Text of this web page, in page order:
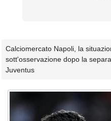
Calciomercato Napoli, la
sott'osservazione dopo la
Juventus